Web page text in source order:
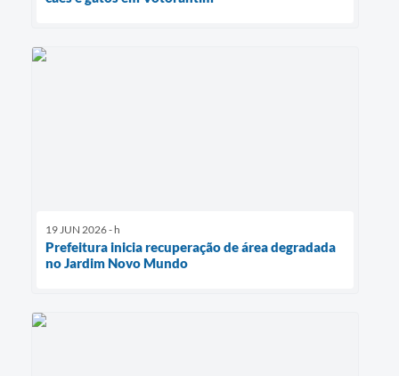
19 JUN 2026 - h
Prefeitura inicia recuperação de área degradada
no Jardim Novo Mundo